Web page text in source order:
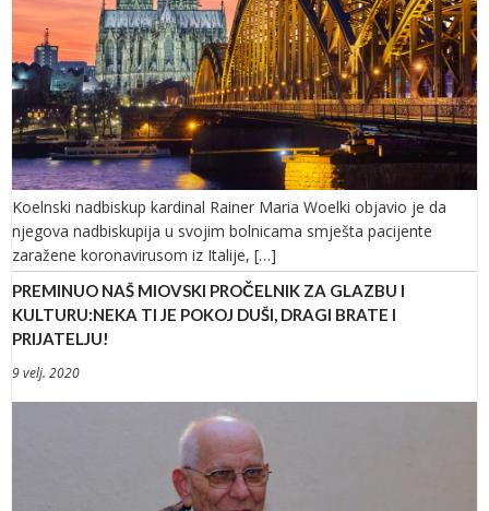
Koelnski nadbiskup kardinal Rainer Maria Woelki objavio je da
njegova nadbiskupija u svojim bolnicama smješta pacijente
zaražene koronavirusom iz Italije, […]
PREMINUO NAŠ MIOVSKI PROČELNIK ZA GLAZBU I
KULTURU:NEKA TI JE POKOJ DUŠI, DRAGI BRATE I
PRIJATELJU!
9 velj. 2020